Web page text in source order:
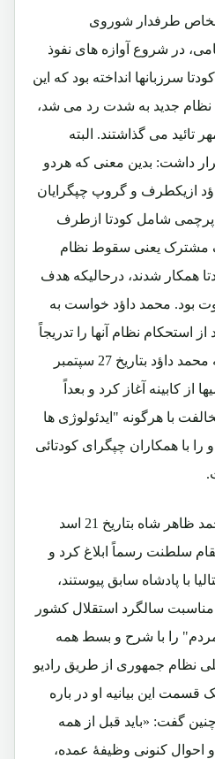
طرفدار شوروی
در شروع آوازه های نفوذ
سرزبانها انداخته بود که این
جدید به شدت رد می شد،
تائید می گذاشتند. البته
داشت: بدین معنی که هردو
ازیکطرف و گروپ چپگرایان
شامل کودتا ازطرف
مشترک یعنی سقوط نظام
همکار شدند، درحالیکه هدف
بود. محمد داؤد خواست به
استحکام نظام آنها را تدریجاً
از قدرت دور سازد، چنانکه محمد داؤد بتاریخ 27 سپتمبر
از کابینه آغاز کرد و بعداً
با هرگونه "ایدئولوژی ها
را با همکاران چپگرای کودتائی
پس از آنکه اعلیحضرت محمد ظاهر شاه بتاریخ 21 اسد
مقام سلطنت رسماً ابلاغ کرد و
با پادشاه سابق پیوستند،
سالگرد استقلال کشور
را با شرح و بسط همه
نظام جمهوری از طریق رادیو
قسمت این بیانیه او در باره
گفت: «باید قبل از همه
احوال کنونی وظیفۀ عمده،